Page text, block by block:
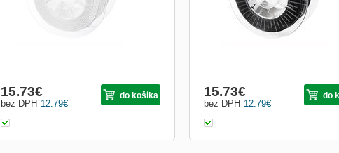
12.79€
bez DPH
15.73€ do košíka
12.79€
bez DPH
15.73€ do